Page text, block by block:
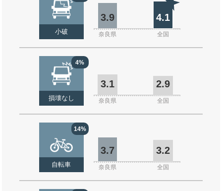
小破
3.9 4.1
奈良県 全国
4%
損壊なし
3.1 2.9
奈良県 全国
14%
自転車
3.7 3.2
奈良県 全国